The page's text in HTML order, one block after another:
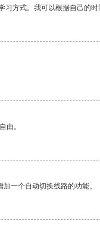
方式。我可以根据自己的时
由。
一个自动切换线路的功能。